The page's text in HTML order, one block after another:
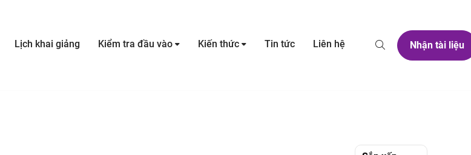
Lịch khai giảng Kiểm tra đầu vào Kiến thức Tin tức Liên hệ Nhận tài liệu